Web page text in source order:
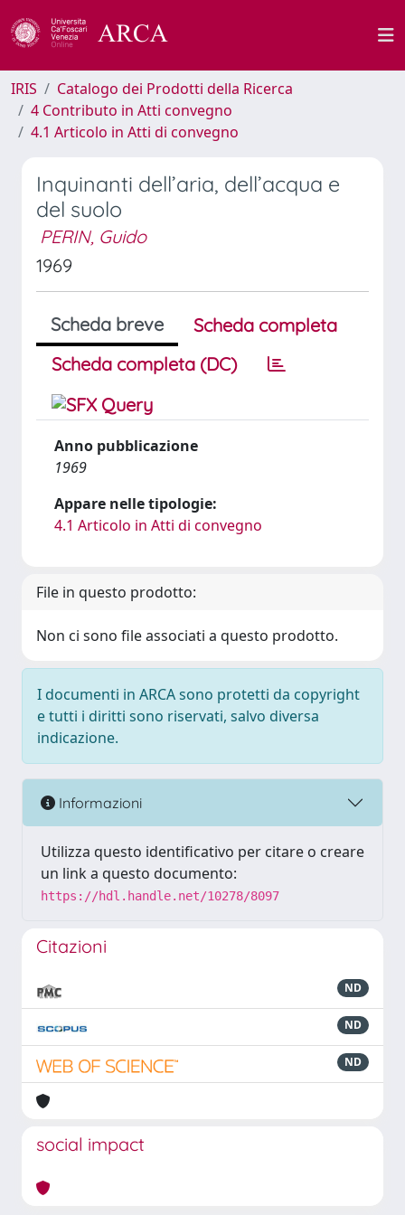
IRIS
Catalogo dei Prodotti della Ricerca
4 Contributo in Atti convegno
4.1 Articolo in Atti di convegno
Inquinanti dell’aria, dell’acqua e
del suolo
PERIN, Guido
1969
Scheda breve
Scheda completa
Scheda completa (DC)
Anno pubblicazione
1969
Appare nelle tipologie:
4.1 Articolo in Atti di convegno
File in questo prodotto:
Non ci sono file associati a questo prodotto.
I documenti in ARCA sono protetti da copyright
e tutti i diritti sono riservati, salvo diversa
indicazione.
Informazioni
Utilizza questo identificativo per citare o creare
un link a questo documento:
https://hdl.handle.net/10278/8097
Citazioni
ND
ND
ND
social impact